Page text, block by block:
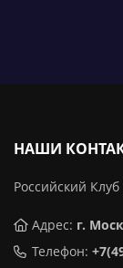
НАШИ
Российский
Адрес: г.
Телефон: